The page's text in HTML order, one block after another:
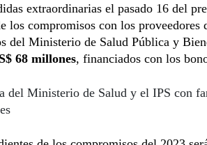
extraordinarias el pasado 16 del
los compromisos con los proveedores
del Ministerio de Salud Pública y
68 millones, financiados con los
del Ministerio de Salud y el IPS con